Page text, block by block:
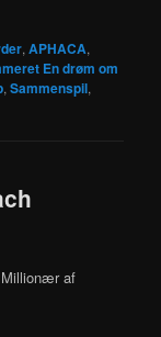
,APHACA,
En drøm om
,Sammenspil,
Millionær af